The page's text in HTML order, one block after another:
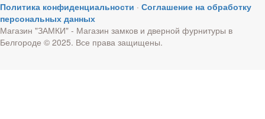
Политика конфиденциальности · Соглашение на обработку
персональных данных
Магазин "ЗАМКИ" - Магазин замков и дверной фурнитуры в
Белгороде © 2025. Все права защищены.